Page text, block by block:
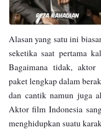
Alasan yang satu ini
seketika saat pertama
Bagaimana tidak,
paket lengkap dalam
dan cantik namun juga
Aktor film Indonesia
menghidupkan suatu